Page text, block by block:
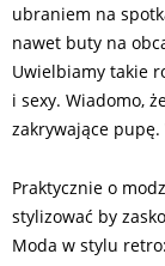
ubraniem na
nawet buty na
Uwielbiamy takie
i sexy. Wiadomo,
zakrywające
Praktycznie o
stylizować by
Moda w stylu retro: